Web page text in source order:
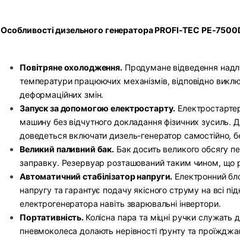
Особливості дизельного генератора PROFI-TEC PE-
Повітряне охолодження.Продумане відведення
температури працюючих механізмів, відповідно
деформаційних змін.
Запуск за допомогою електростарту.
машину без відчутного докладання фізичних зусиль.
доведеться включати дизель-генератор самостійно,
Великий паливний бак. Бак досить великого обсягу
заправку. Резервуар розташований таким чином, що
Автоматичний стабілізатор напруги. Електронний
напругу та гарантує подачу якісного струму на всі
електрогенератора навіть зварювальні інвертори.
Портативність. Колісна пара та міцні ручки служать
пневмоколеса долають нерівності ґрунту та